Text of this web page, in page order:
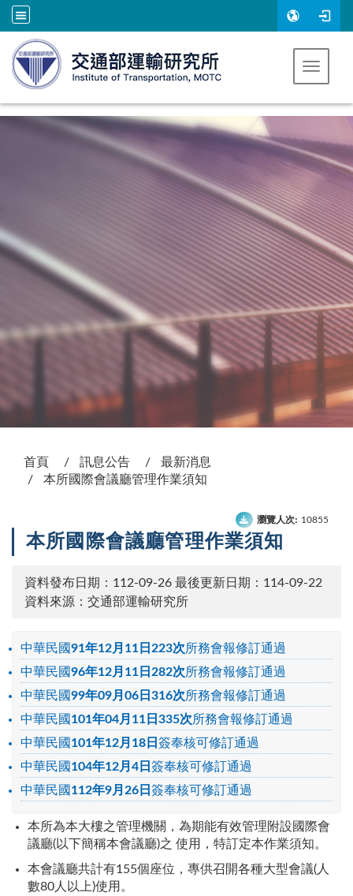
跳到主要內容
Toggle
首頁 訊息公告
最新消息
本所國際會議廳管理作業須知
瀏覽人次: 10855
本所國際會議廳管理作業須知
資料發布日期：112-09-26 最後更新日期：114-09-22
資料來源：交通部運輸研究所
中華民國91年12月11日223次所務會報修訂通過
中華民國96年12月11日282次所務會報修訂通過
中華民國99年09月06日316次所務會報修訂通過
中華民國 101年04月11日335次所務會報修訂通過
中華民國 101年12月18日 簽奉核可修訂通過
中華民國 104年12月4日 簽奉核可修訂通過
中華民國 112年9月26日 簽奉核可修訂通過
本所為本大樓之管理機關，為期能有效管理附設國際會
議廳(以下簡稱本會議廳)之 使用，特訂定本作業須知。
本會議廳共計有155個座位，專供召開各種大型會議(人
數80人以上)使用。